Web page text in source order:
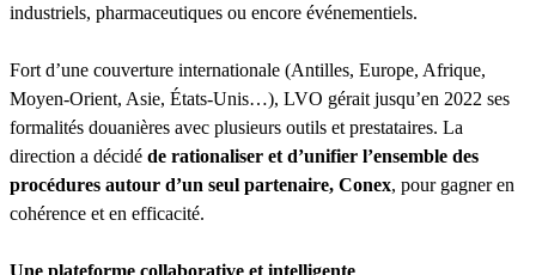
industriels, pharmaceutiques ou encore événementiels.
Fort d’une couverture internationale (Antilles, Europe, Afrique,
Moyen-Orient, Asie, États-Unis…), LVO gérait jusqu’en 2022 ses
formalités douanières avec plusieurs outils et prestataires. La
direction a décidé de rationaliser et d’unifier l’ensemble des
procédures autour d’un seul partenaire, Conex, pour gagner en
cohérence et en efficacité.
Une plateforme collaborative et intelligente